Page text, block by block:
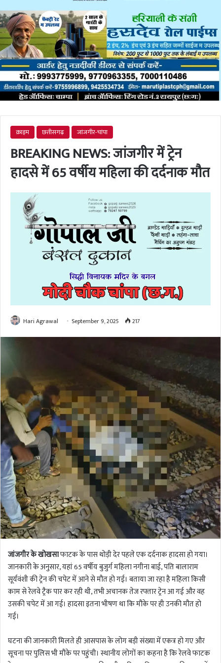
क्राइम छत्तीसगढ़ जांजगीर-चांपा
BREAKING NEWS: जांजगीर में ट्रेन
हादसे में 65 वर्षीय महिला की दर्दनाक मौत
Hari Agrawal September 9, 2025 217
जांजगीर के खोखसाफाटक के पास थोड़ी देर पहले एक दर्दनाक हादसा हो गया।
जानकारी के अनुसार, यहां 65 वर्षीय बुजुर्ग महिला नगीना बाई, पति बालाराम
सूर्यवंशी की ट्रेन की चपेट में आने से मौत हो गई। बताया जा रहा है महिला किसी
काम से रेलवे ट्रैक पार कर रही थी, तभी अचानक तेज रफ्तार ट्रेन आ गई और वह
उसकी चपेट में आ गई। हादसा इतना भीषण था कि मौके पर ही उनकी मौत हो
गई।
घटना की जानकारी मिलते ही आसपास के लोग बड़ी संख्या में एकत्र हो गए और
सूचना पर पुलिस भी मौके पर पहुंची। स्थानीय लोगों का कहना है कि रेलवे फाटक